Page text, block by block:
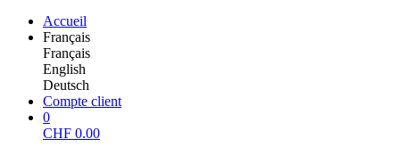
Accueil
Français
Français
English
Deutsch
Compte client
0
CHF 0.00